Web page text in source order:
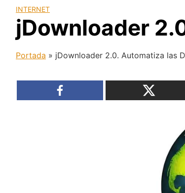
INTERNET
jDownloader
Portada » jDownloader 2.0. Automatiza las